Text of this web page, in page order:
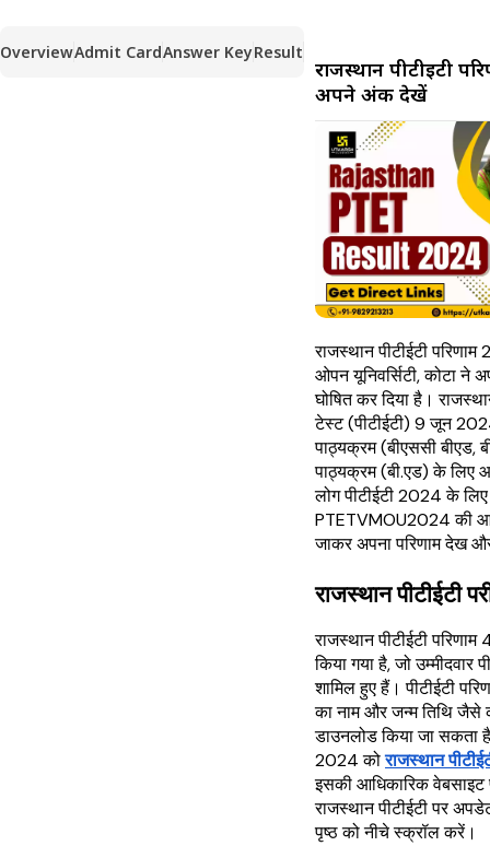
OverviewAdmit CardAnswer KeyResult
राजस्थान पीटीईटी
अपने अंक देखें
राजस्थान पीटीईटी परिणाम
ओपन यूनिवर्सिटी, कोटा ने
घोषित कर दिया है।
टेस्ट (पीटीईटी) 9 जून
पाठ्यक्रम (बीएससी बीएड,
पाठ्यक्रम (बी.एड) के लिए
लोग पीटीईटी 2024 के
PTETVMOU2024 की
जाकर अपना परिणाम देख
राजस्थान पीटीईटी
राजस्थान पीटीईटी
किया गया है, जो उम्मीदवार
शामिल हुए हैं। पीटीईटी
का नाम और जन्म तिथि
डाउनलोड किया जा
2024 कोराजस्थान
इसकी आधिकारिक
राजस्थान पीटीईटी पर
पृष्ठ को नीचे स्क्रॉल करें।